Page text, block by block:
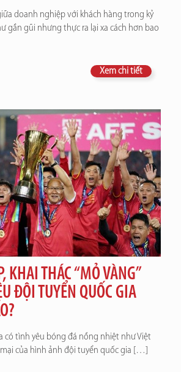
doanh nghiệp với khách hàng trong kỷ
gần gũi nhưng thực ra lại xa cách hơn bao
Xem chi tiết
KHAI THÁC “MỎ VÀNG”
ĐỘI TUYỂN QUỐC GIA
có tình yêu bóng đá nồng nhiệt như Việt
của hình ảnh đội tuyển quốc gia […]